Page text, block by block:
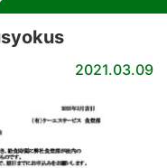
2021.03.09